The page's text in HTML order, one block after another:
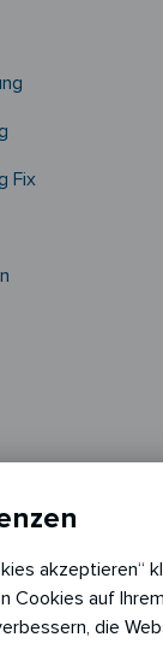
Fix
akzeptieren“
Cookies auf
die